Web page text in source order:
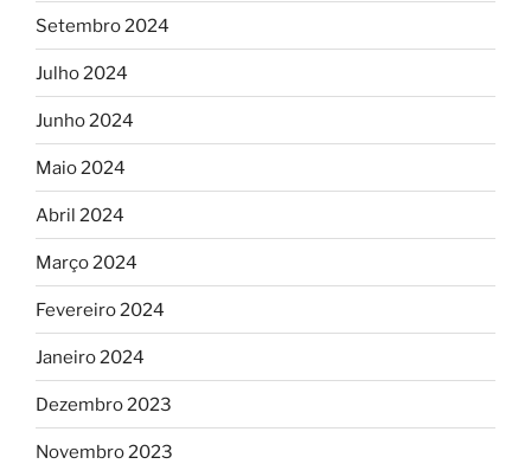
Setembro 2024
Julho 2024
Junho 2024
Maio 2024
Abril 2024
Março 2024
Fevereiro 2024
Janeiro 2024
Dezembro 2023
Novembro 2023